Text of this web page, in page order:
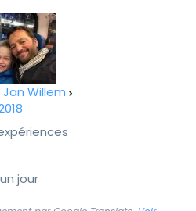
Willem
jour